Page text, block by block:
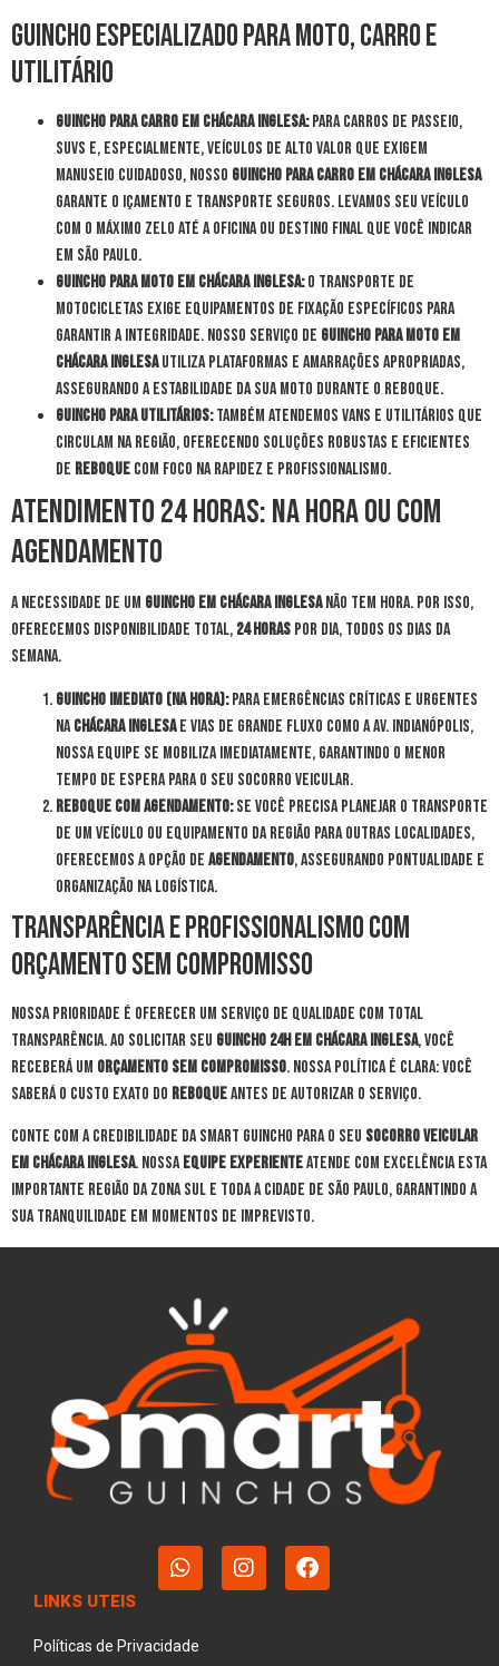
Guincho Especializado para Moto, Carro e
Utilitário
Guincho para Carro em Chácara Inglesa:Para carros de passeio,
SUVs e, especialmente, veículos de alto valor que exigem
manuseio cuidadoso, nosso guincho para carro em Chácara Inglesa
garante o içamento e transporte seguros. Levamos seu veículo
com o máximo zelo até a oficina ou destino final que você indicar
em São Paulo.
Guincho para Moto em Chácara Inglesa:O transporte de
motocicletas exige equipamentos de fixação específicos para
garantir a integridade. Nosso serviço de guincho para moto em
Chácara Inglesautiliza plataformas e amarrações apropriadas,
assegurando a estabilidade da sua moto durante o reboque.
Guincho para Utilitários:Também atendemos vans e utilitários que
circulam na região, oferecendo soluções robustas e eficientes
de reboque com foco na rapidez e profissionalismo.
Atendimento 24 Horas: Na Hora ou com
Agendamento
A necessidade de um guincho em Chácara Inglesanão tem hora. Por isso,
oferecemos disponibilidade total, 24 horas por dia, todos os dias da
semana.
Guincho Imediato (Na Hora):Para emergências críticas e urgentes
naChácara Inglesae vias de grande fluxo como a Av. Indianópolis,
nossa equipe se mobiliza imediatamente, garantindo o menor
tempo de espera para o seu socorro veicular.
Reboque com Agendamento:Se você precisa planejar o transporte
de um veículo ou equipamento da região para outras localidades,
oferecemos a opção de agendamento, assegurando pontualidade e
organização na logística.
Transparência e Profissionalismo com
Orçamento Sem Compromisso
Nossa prioridade é oferecer um serviço de qualidade com total
transparência. Ao solicitar seu guincho 24h em Chácara Inglesa, você
receberá um orçamento sem compromisso. Nossa política é clara: você
saberá o custo exato do reboqueantes de autorizar o serviço.
Conte com a credibilidade da Smart Guincho para o seu socorro veicular
em Chácara Inglesa. Nossaequipe experienteatende com excelência esta
importante região da Zona Sul e toda a cidade de São Paulo, garantindo a
sua tranquilidade em momentos de imprevisto.
LINKS UTEIS
Políticas de Privacidade